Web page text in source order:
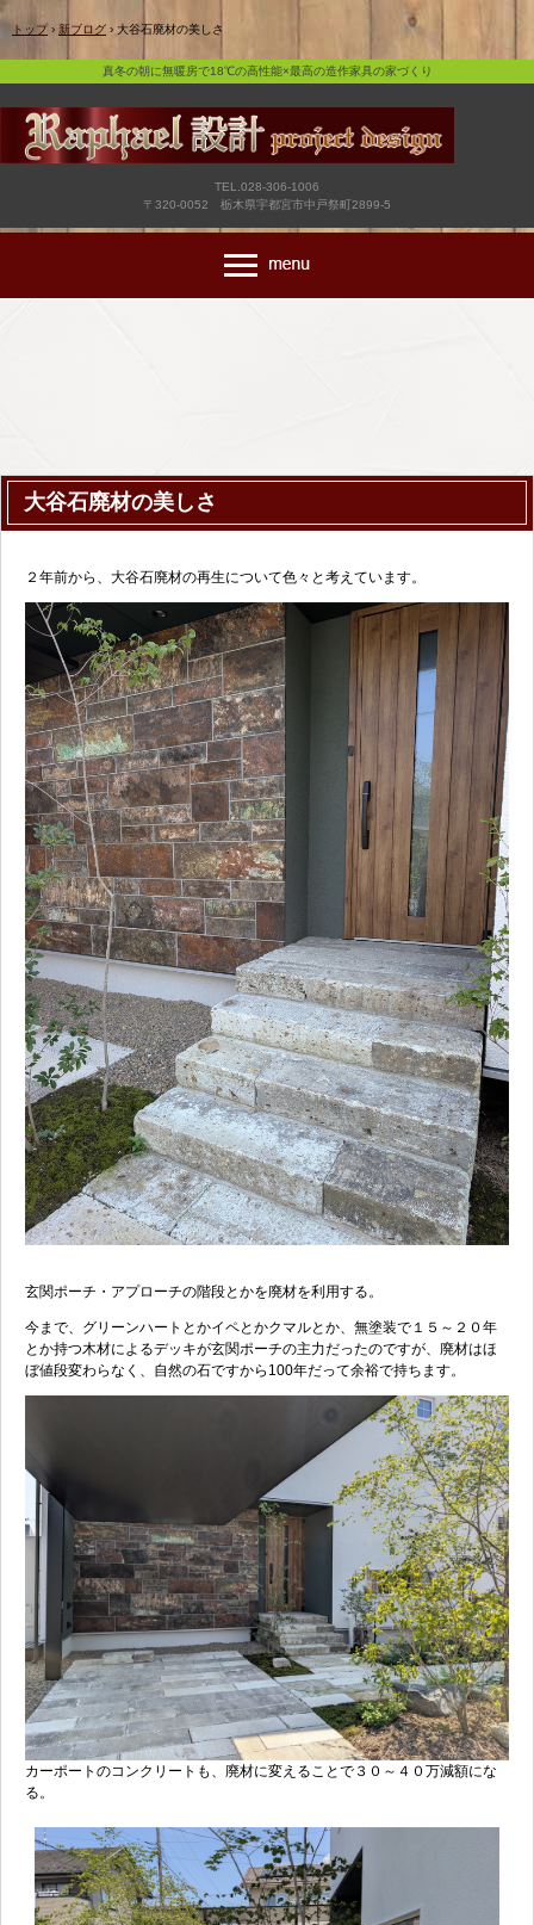
真冬の朝に無暖房で18℃の高性能×最高の造作家具の家づくり
トップ › 新ブログ › 大谷石廃材の美しさ
真冬の朝に無暖房で18℃の高性能×最高の造作家具の家づくり
TEL.028-306-1006
〒320-0052 栃木県宇都宮市中戸祭町2899-5
大谷石廃材の美しさ
２年前から、大谷石廃材の再生について色々と考えています。
玄関ポーチ・アプローチの階段とかを廃材を利用する。
今まで、グリーンハートとかイペとかクマルとか、無塗装で１５～２０年
とか持つ木材によるデッキが玄関ポーチの主力だったのですが、廃材はほ
ぼ値段変わらなく、自然の石ですから100年だって余裕で持ちます。
カーポートのコンクリートも、廃材に変えることで３０～４０万減額にな
る。